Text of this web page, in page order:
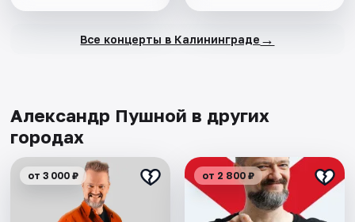
Все концерты в Калининграде →
Александр Пушной в других
городах
от 3 000 ₽ от 2 800 ₽